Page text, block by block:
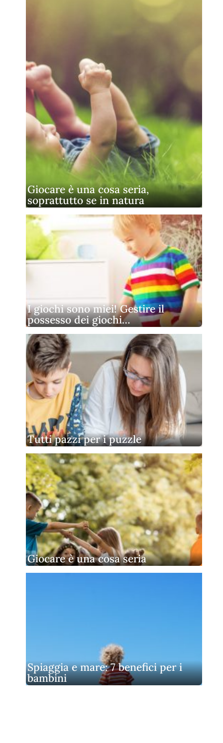
Giocare è una cosa seria,
soprattutto se in natura
I giochi sono miei! Gestire il
possesso dei giochi…
Tutti pazzi per i puzzle
Giocare è una cosa seria
Spiaggia e mare: 7 benefici per i
bambini